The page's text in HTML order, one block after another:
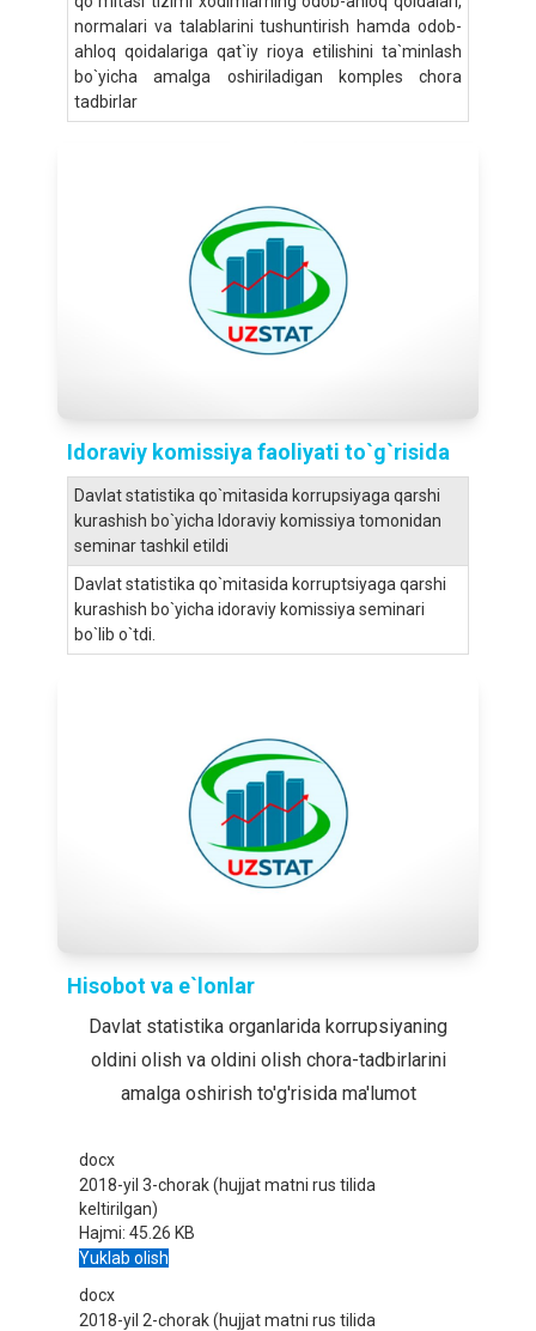
normalari va talablarini tushuntirish hamda odob-
ahloq qoidalariga qat`iy rioya etilishini ta`minlash
bo`yicha amalga oshiriladigan komples chora
tadbirlar
Idoraviy komissiya faoliyati to`g`risida
Davlat statistika qo`mitasida korrupsiyaga qarshi
kurashish bo`yicha Idoraviy komissiya tomonidan
seminar tashkil etildi
Davlat statistika qo`mitasida korruptsiyaga qarshi
kurashish bo`yicha idoraviy komissiya seminari
bo`lib o`tdi.
Hisobot va e`lonlar
Davlat statistika organlarida korrupsiyaning
oldini olish va oldini olish chora-tadbirlarini
amalga oshirish to'g'risida ma'lumot
docx
2018-yil 3-chorak (hujjat matni rus tilida
keltirilgan)
Hajmi: 45.26 KB
Yuklab olish
docx
2018-yil 2-chorak (hujjat matni rus tilida